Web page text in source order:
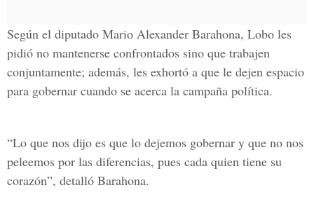
Según el diputado Mario Alexander Barahona, Lobo les
pidió no mantenerse confrontados sino que trabajen
conjuntamente; además, les exhortó a que le dejen espacio
para gobernar cuando se acerca la campaña política.
“Lo que nos dijo es que lo dejemos gobernar y que no nos
peleemos por las diferencias, pues cada quien tiene su
corazón”, detalló Barahona.